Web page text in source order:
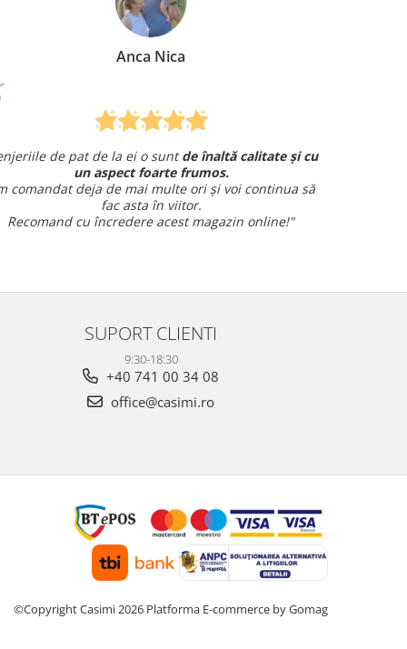
Anca Nica
de pat de la ei o suntde înaltă calitate și cu
un aspect foarte frumos.
comandat deja de mai multe ori și voi continua să
fac asta în viitor.
Recomand cu încredere acest magazin online!"
SUPORT CLIENTI
9:30-18:30
+40 741 00 34 08
office@casimi.ro
©Copyright Casimi 2026 Platforma E-commerce by Gomag